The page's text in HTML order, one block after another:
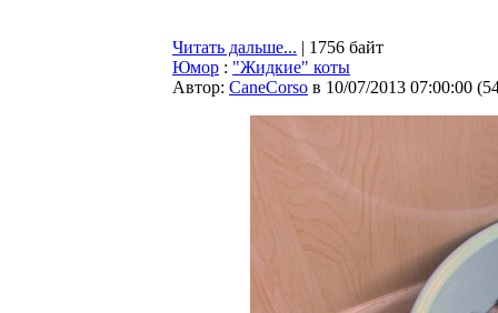
Читать дальше... | 1756 байт
Юмор : "Жидкие" коты
Автор: CaneCorso в 10/07/2013 07:00:00 (